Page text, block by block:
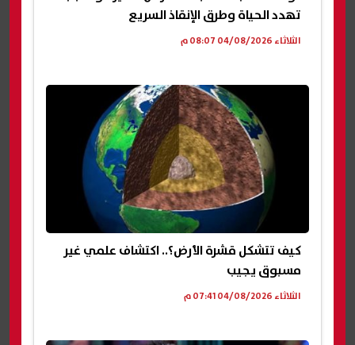
تهدد الحياة وطرق الإنقاذ السريع
الثلاثاء 04/08/2026 08:07 م
كيف تتشكل قشرة الأرض؟.. اكتشاف علمي غير
مسبوق يجيب
الثلاثاء 04/08/2026 07:41 م